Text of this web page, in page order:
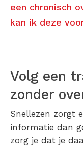
een chronisch
kan ik deze
Volg een
zonder
Snellezen zorgt
informatie dan
zorg je dat je